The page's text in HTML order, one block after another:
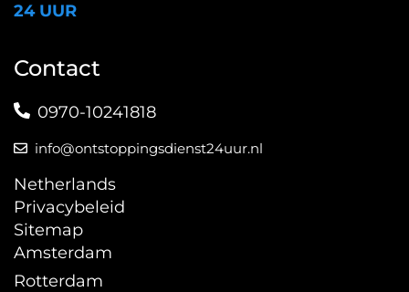
24 UUR
Contact
0970-10241818
info@ontstoppingsdienst24uur.nl
Netherlands
Privacybeleid
Sitemap
Amsterdam
Rotterdam